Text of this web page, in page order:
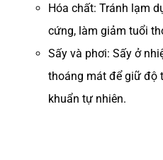
Hóa chất: Tránh lạm
cứng, làm giảm tuổi
Sấy và phơi: Sấy ở
thoáng mát để giữ độ
khuẩn tự nhiên.